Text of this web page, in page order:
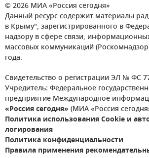
© 2026 МИА «Россия сегодня»
Данный ресурс содержит материалы
в Крыму", зарегистрированного в
надзору в сфере связи,
массовых коммуникаций
года.
Свидетельство о регистрации ЭЛ № ФС
Учредитель: Федеральное
предприятие Международное
«Россия сегодня» (МИА «Россия
Политика использования Cookie и
логирования
Политика конфиденциальности
Правила применения